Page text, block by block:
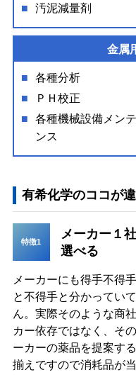
汚泥減量剤
金属
各種分析
ＰＨ校正
各種機械設備メン
ンス
有希化学のココが違
特徴1
メーカー１
選べる
メーカーにも得手不得
と不得手と分かってい
ん。実際そのような商
カー依存ではなく、そ
ーカーの薬品を提案す
揃えですので消耗品が